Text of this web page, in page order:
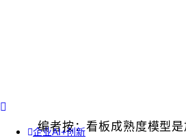
企业AI+创新
编者按：看板成熟度模型